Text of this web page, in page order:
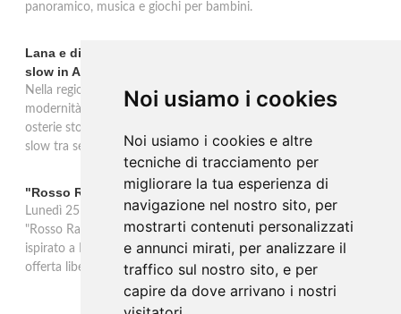
Noi usiamo i cookies
Noi usiamo i cookies e altre
tecniche di tracciamento per
migliorare la tua esperienza di
navigazione nel nostro sito, per
mostrarti contenuti personalizzati
e annunci mirati, per analizzare il
traffico sul nostro sito, e per
capire da dove arrivano i nostri
panoramico, musica e giochi per bambini.
Lana e dintorni: Törggelen, vini d'eccellenza e vacanze
slow in Alto Adige
Nella regione di Lana in Alto Adige tradizione contadina e
modernità si fondono in un'esperienza autentica. Törggelen nelle
osterie storiche, vini da antiche tradizioni vitivinicole e vacanze
slow tra sentieri delle rogge e produttori locali.
"Rosso Rame" in scena a Collepasso il 25 agosto
Lunedì 25 agosto al Palazzo Baronale di Collepasso va in scena
"Rosso Rame", spettacolo di Mary Negro e Gabriele Polimeno
ispirato a Dario Fo e Franca Rame. Ingresso con prenotazione e
offerta libera alle ore 21.